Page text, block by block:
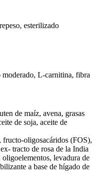
esterilizado
moderado, L-carnitina, fibra
de maíz, avena, grasas
de soja, aceite de
oligosacáridos (FOS),
tracto de rosa de la India
levadura de
a base de hígado de